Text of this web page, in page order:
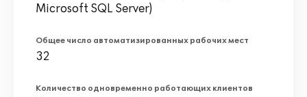
Microsoft SQL Server)
Общее число автоматизированных рабочих мест
32
Количество одновременно работающих клиентов